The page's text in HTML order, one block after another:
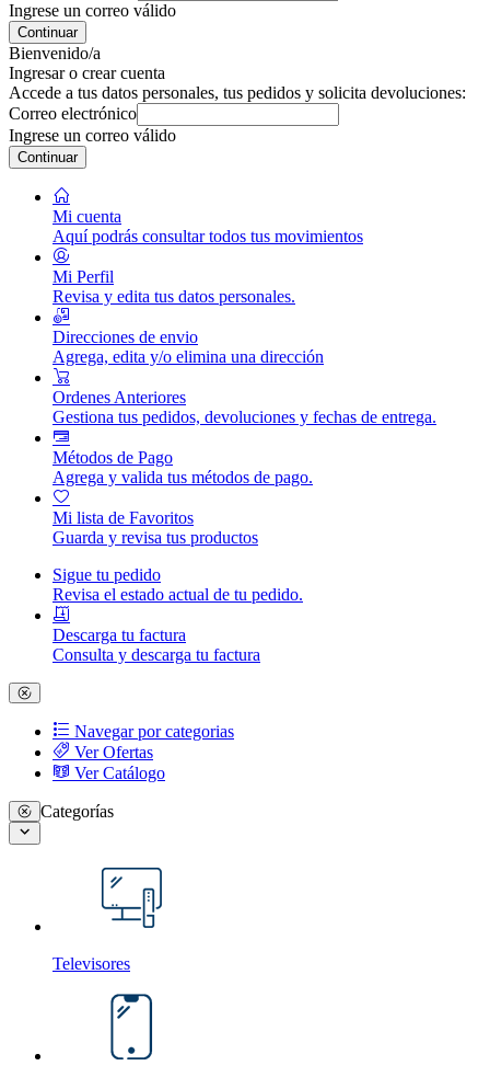
Ingrese un correo válido
Continuar
Bienvenido/a
Ingresar o crear cuenta
Accede a tus datos personales, tus pedidos y solicita devoluciones:
Correo electrónico
Ingrese un correo válido
Continuar
Mi cuenta
Aquí podrás consultar todos tus movimientos
Mi Perfil
Revisa y edita tus datos personales.
Direcciones de envio
Agrega, edita y/o elimina una dirección
Ordenes Anteriores
Gestiona tus pedidos, devoluciones y fechas de entrega.
Métodos de Pago
Agrega y valida tus métodos de pago.
Mi lista de Favoritos
Guarda y revisa tus productos
Sigue tu pedido
Revisa el estado actual de tu pedido.
Descarga tu factura
Consulta y descarga tu factura
Navegar por categorias
Ver Ofertas
Ver Catálogo
Categorías
Televisores